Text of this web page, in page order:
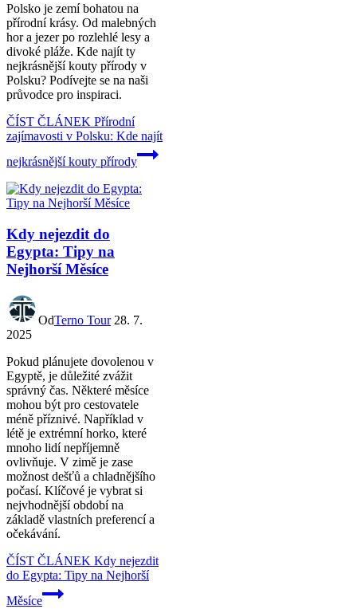
Polsko je zemí bohatou na
přírodní krásy. Od malebných
hor a jezer po rozlehlé lesy a
divoké pláže. Kde najít ty
nejkrásnější kouty přírody v
Polsku? Podívejte se na naši
průvodce pro inspiraci.
ČÍST ČLÁNEK Přírodní
zajímavosti v Polsku: Kde najít
nejkrásnější kouty přírody
Kdy nejezdit do
Egypta: Tipy na
Nejhorší Měsíce
OdTerno Tour 28. 7.
2025
Pokud plánujete dovolenou v
Egyptě, je důležité zvážit
správný čas. Některé měsíce
mohou být pro cestovatele
méně příznivé. Například v
létě je extrémní horko, které
mnoho lidí nepříjemně
ovlivňuje. V zimě je zase
možnost dešťů a chladnějšího
počasí. Klíčové je vybrat si
nejvhodnější období na
základě vlastních preferencí a
očekávání.
ČÍST ČLÁNEK Kdy nejezdit
do Egypta: Tipy na Nejhorší
Měsíce